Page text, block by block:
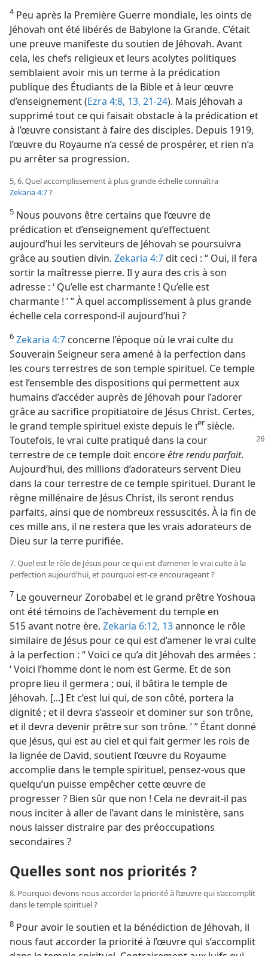
4Peu après la Première Guerre mondiale, les oints de
Jéhovah ont été libérés de Babylone la Grande. C’était
une preuve manifeste du soutien de Jéhovah. Avant
cela, les chefs religieux et leurs acolytes politiques
semblaient avoir mis un terme à la prédication
publique des Étudiants de la Bible et à leur œuvre
d’enseignement (Ezra 4:8, 13, 21-24). Mais Jéhovah a
supprimé tout ce qui faisait obstacle à la prédication et
à l’œuvre consistant à faire des disciples. Depuis 1919,
l’œuvre du Royaume n’a cessé de prospérer, et rien n’a
pu arrêter sa progression.
5, 6. Quel accomplissement à plus grande échelle connaîtra
Zekaria 4:7?
5 Nous pouvons être certains que l’œuvre de
prédication et d’enseignement qu’effectuent
aujourd’hui les serviteurs de Jéhovah se poursuivra
grâce au soutien divin. Zekaria 4:7dit ceci : “ Oui, il fera
sortir la maîtresse pierre. Il y aura des cris à son
adresse : ‘ Qu’elle est charmante ! Qu’elle est
charmante ! ’ ” À quel accomplissement à plus grande
échelle cela correspond-​il aujourd’hui ?
6 Zekaria 4:7 concerne l’époque où le vrai culte du
Souverain Seigneur sera amené à la perfection dans
les cours terrestres de son temple spirituel. Ce temple
est l’ensemble des dispositions qui permettent aux
humains d’accéder auprès de Jéhovah pour l’adorer
grâce au sacrifice propitiatoire de Jésus Christ. Certes,
le grand temple spirituel existe depuis le Ier siècle.
Toutefois, le vrai culte pratiquédans la cour
terrestre de ce temple doit encoreêtre rendu parfait.
Aujourd’hui, des millions d’adorateurs servent Dieu
dans la cour terrestre de ce temple spirituel. Durant le
règne millénaire de Jésus Christ, ils seront rendus
parfaits, ainsi que de nombreux ressuscités. À la fin de
ces mille ans, il ne restera que les vrais adorateurs de
Dieu sur la terre purifiée.
7. Quel est le rôle de Jésus pour ce qui est d’amener le vrai culte à la
perfection aujourd’hui, et pourquoi est-​ce encourageant ?
7 Le gouverneur Zorobabel et le grand prêtre Yoshoua
ont été témoins de l’achèvement du temple en
515 avant notre ère. Zekaria 6:12, 13annonce le rôle
similaire de Jésus pour ce qui est d’amener le vrai culte
à la perfection : “ Voici ce qu’a dit Jéhovah des armées :
‘ Voici l’homme dont le nom est Germe. Et de son
propre lieu il germera ; oui, il bâtira le temple de
Jéhovah. [...] Et c’est lui qui, de son côté, portera la
dignité ; et il devra s’asseoir et dominer sur son trône,
et il devra devenir prêtre sur son trône. ’ ” Étant donné
que Jésus, qui est au ciel et qui fait germer les rois de
la lignée de David, soutient l’œuvre du Royaume
accomplie dans le temple spirituel, pensez-​vous que
quelqu’un puisse empêcher cette œuvre de
progresser ? Bien sûr que non ! Cela ne devrait-​il pas
nous inciter à aller de l’avant dans le ministère, sans
nous laisser distraire par des préoccupations
secondaires ?
Quelles sont nos priorités ?
8. Pourquoi devons-​nous accorder la priorité à l’œuvre qui s’accomplit
dans le temple spirituel ?
8 Pour avoir le soutien et la bénédiction de Jéhovah, il
nous faut accorder la priorité à l’œuvre qui s’accomplit